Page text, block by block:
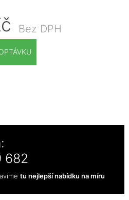
Bez DPH
682
tu nejlepší nabídku na míru